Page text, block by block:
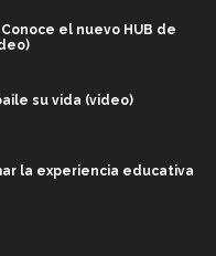
el nuevo HUB de
su vida (video)
la experiencia educativa